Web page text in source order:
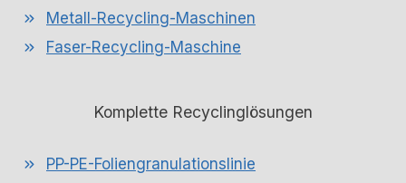
Metall-Recycling-Maschinen
Faser-Recycling-Maschine
Komplette Recyclinglösungen
PP-PE-Foliengranulationslinie